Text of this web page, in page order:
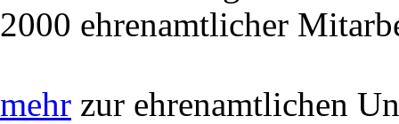
2000 ehrenamtlicher
mehr zur ehrenamtlichen